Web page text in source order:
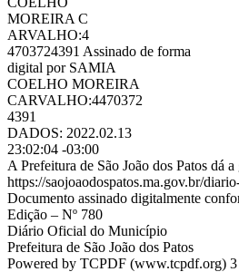
MOREIRA C
ARVALHO:4
4703724391 Assinado de forma
digital por SAMIA
COELHO MOREIRA
CARVALHO:4470372
4391
DADOS: 2022.02.13
23:02:04 -03:00
A Prefeitura de São João dos Patos dá
https://saojoaodospatos.ma.gov.br/
Documento assinado digitalmente
Edição – Nº 780
Diário Oficial do Município
Prefeitura de São João dos Patos
Powered by TCPDF (www.tcpdf.org)